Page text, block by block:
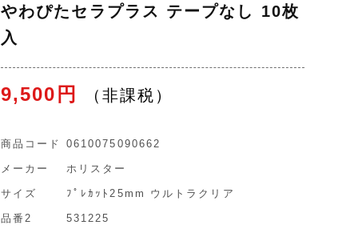
やわぴたセラプラス テープなし 10枚
入
9,500円
商品コード 0610075090662
メーカー ホリスター
サイズ ﾌﾟﾚｶｯﾄ25mm ウルトラクリア
品番2 531225